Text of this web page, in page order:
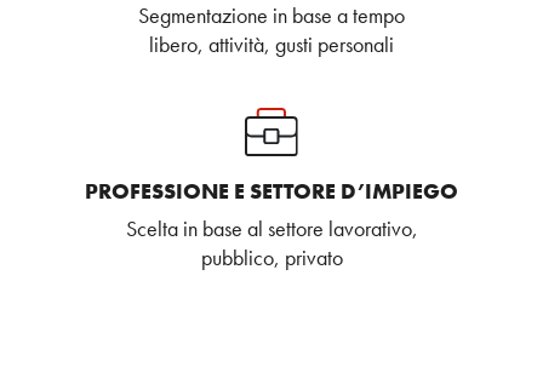
Segmentazione in base a tempo
libero, attività, gusti personali
PROFESSIONE E SETTORE D’IMPIEGO
Scelta in base al settore lavorativo,
pubblico, privato